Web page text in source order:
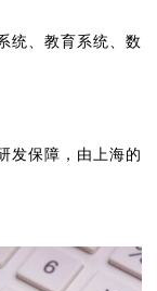
统、教育系统、数
发保障，由上海的